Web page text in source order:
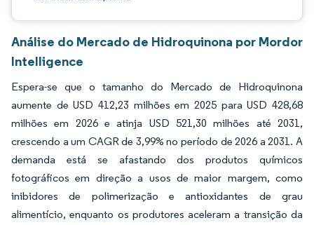
Análise do Mercado de Hidroquinona por Mordor
Intelligence
Espera-se que o tamanho do Mercado de Hidroquinona
aumente de USD 412,23 milhões em 2025 para USD 428,68
milhões em 2026 e atinja USD 521,30 milhões até 2031,
crescendo a um CAGR de 3,99% no período de 2026 a 2031. A
demanda está se afastando dos produtos químicos
fotográficos em direção a usos de maior margem, como
inibidores de polimerização e antioxidantes de grau
alimentício, enquanto os produtores aceleram a transição da